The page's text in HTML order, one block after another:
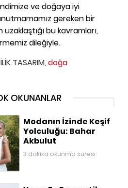
ve doğaya iyi
gereken bir
bu kavramları,
dileğiyle.
TASARIM, doğa
OKUNANLAR
Modanın İzinde Keşif
Yolculuğu: Bahar
Akbulut
3 dakika okunma süresi